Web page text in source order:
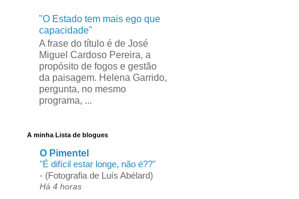
"O Estado tem mais ego que
capacidade"
A frase do título é de José
Miguel Cardoso Pereira, a
propósito de fogos e gestão
da paisagem. Helena Garrido,
pergunta, no mesmo
programa, ...
A minha Lista de blogues
O Pimentel
"É difícil estar longe, não é??"
- (Fotografia de Luís Abélard)
Há 4 horas